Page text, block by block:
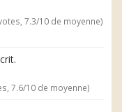
7.3/10 de moyenne)
7.6/10 de moyenne)